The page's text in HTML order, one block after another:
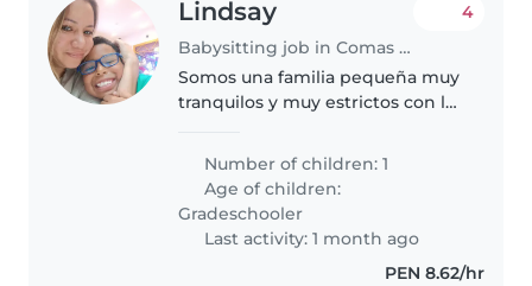
Lindsay
Babysitting job in Comas (Departamento de Lima)
4
Somos una familia pequeña muy
tranquilos y muy estrictos con las
Number of children: 1
Age of children:
Gradeschooler
Last activity: 1 month ago
PEN 8.62/hr